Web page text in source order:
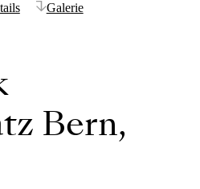
Galerie
Bern,